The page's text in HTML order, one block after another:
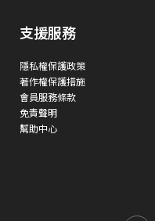
支援服務
隱私權保護政策
著作權保護措施
會員服務條款
免責聲明
幫助中心